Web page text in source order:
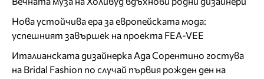
Нова устойчива ера за европейската мода:
успешният завършек на проекта FEA-VEE
Италианската дизайнерка Ада Сорентино гостува
на Bridal Fashion по случай първия рожден ден на